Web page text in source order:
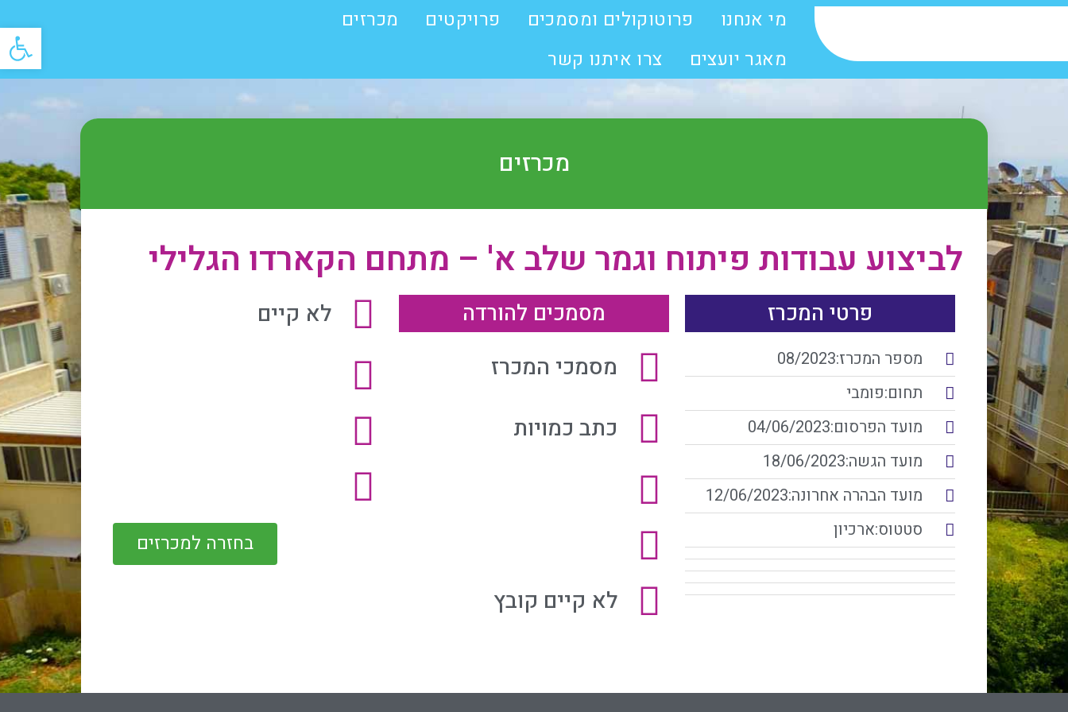
מי אנחנו פרוטוקולים ומסמכים פרויקטים
מכרזים
מאגר יועצים
צרו איתנו קשר
מכרזים
לביצוע עבודות פיתוח וגמר שלב א' – מתחם הקארדו הגלילי
פרטי המכרז
מספר המכרז:08/2023
תחום:פומבי
מועד הפרסום:04/06/2023
מועד הגשה:18/06/2023
מועד הבהרה אחרונה:12/06/2023
סטטוס:ארכיון
מסמכים להורדה
מסמכי המכרז
כתב כמויות
לא קיים קובץ
לא קיים
בחזרה למכרזים